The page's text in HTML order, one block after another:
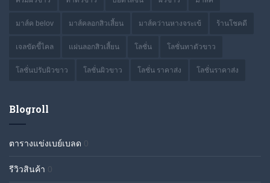
มาส์ค belov มาส์คลอกสิวเสี้ยน มาส์คว่านหางจระเข้ ร้านโชคดี
เจลขัดขี้ไคล แผ่นลอกสิวเสี้ยน โลชั่น โลชั่นทาตัวขาว
โลชั่นปรับผิวขาว โลชั่นผิวขาว โลชั่น ราคาส่ง โลชั่นราคาส่ง
Blogroll
ตารางแข่งเบย์เบลด 0
รีวิวสินค้า 0